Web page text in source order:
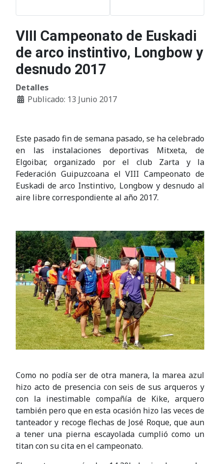
VIII Campeonato de Euskadi
de arco instintivo, Longbow y
desnudo 2017
Detalles
Publicado: 13 Junio 2017
Este pasado fin de semana pasado, se ha celebrado
en las instalaciones deportivas Mitxeta, de
Elgoibar, organizado por el club Zarta y la
Federación Guipuzcoana el VIII Campeonato de
Euskadi de arco Instintivo, Longbow y desnudo al
aire libre correspondiente al año 2017.
Como no podía ser de otra manera, la marea azul
hizo acto de presencia con seis de sus arqueros y
con la inestimable compañía de Kike, arquero
también pero que en esta ocasión hizo las veces de
tanteador y recoge flechas de José Roque, que aun
a tener una pierna escayolada cumplió como un
titan con su cita en el campeonato.